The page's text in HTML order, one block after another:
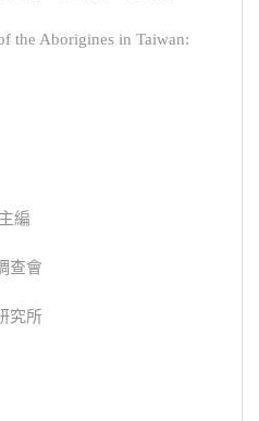
the Aborigines in Taiwan:
編
查會
究所